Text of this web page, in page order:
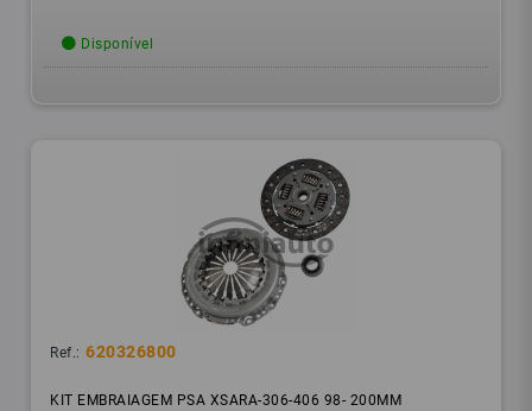
Disponível
Ref.: 620326800
KIT EMBRAIAGEM PSA XSARA-306-406 98- 200MM